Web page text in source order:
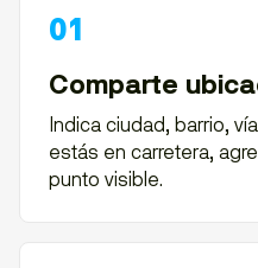
Comparte
Indica ciudad, barrio,
estás en carretera,
punto visible.